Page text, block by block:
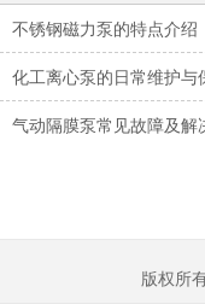
不锈钢磁力泵的特点介绍
化工离心泵的日常维护与
气动隔膜泵常见故障及解
版权所